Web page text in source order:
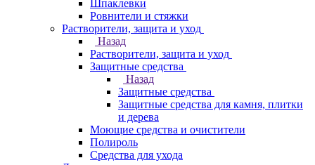
Шпаклевки
Ровнители и стяжки
Растворители, защита и уход
Назад
Растворители, защита и уход
Защитные средства
Назад
Защитные средства
Защитные средства для камня, плитки
и дерева
Моющие средства и очистители
Полироль
Средства для ухода